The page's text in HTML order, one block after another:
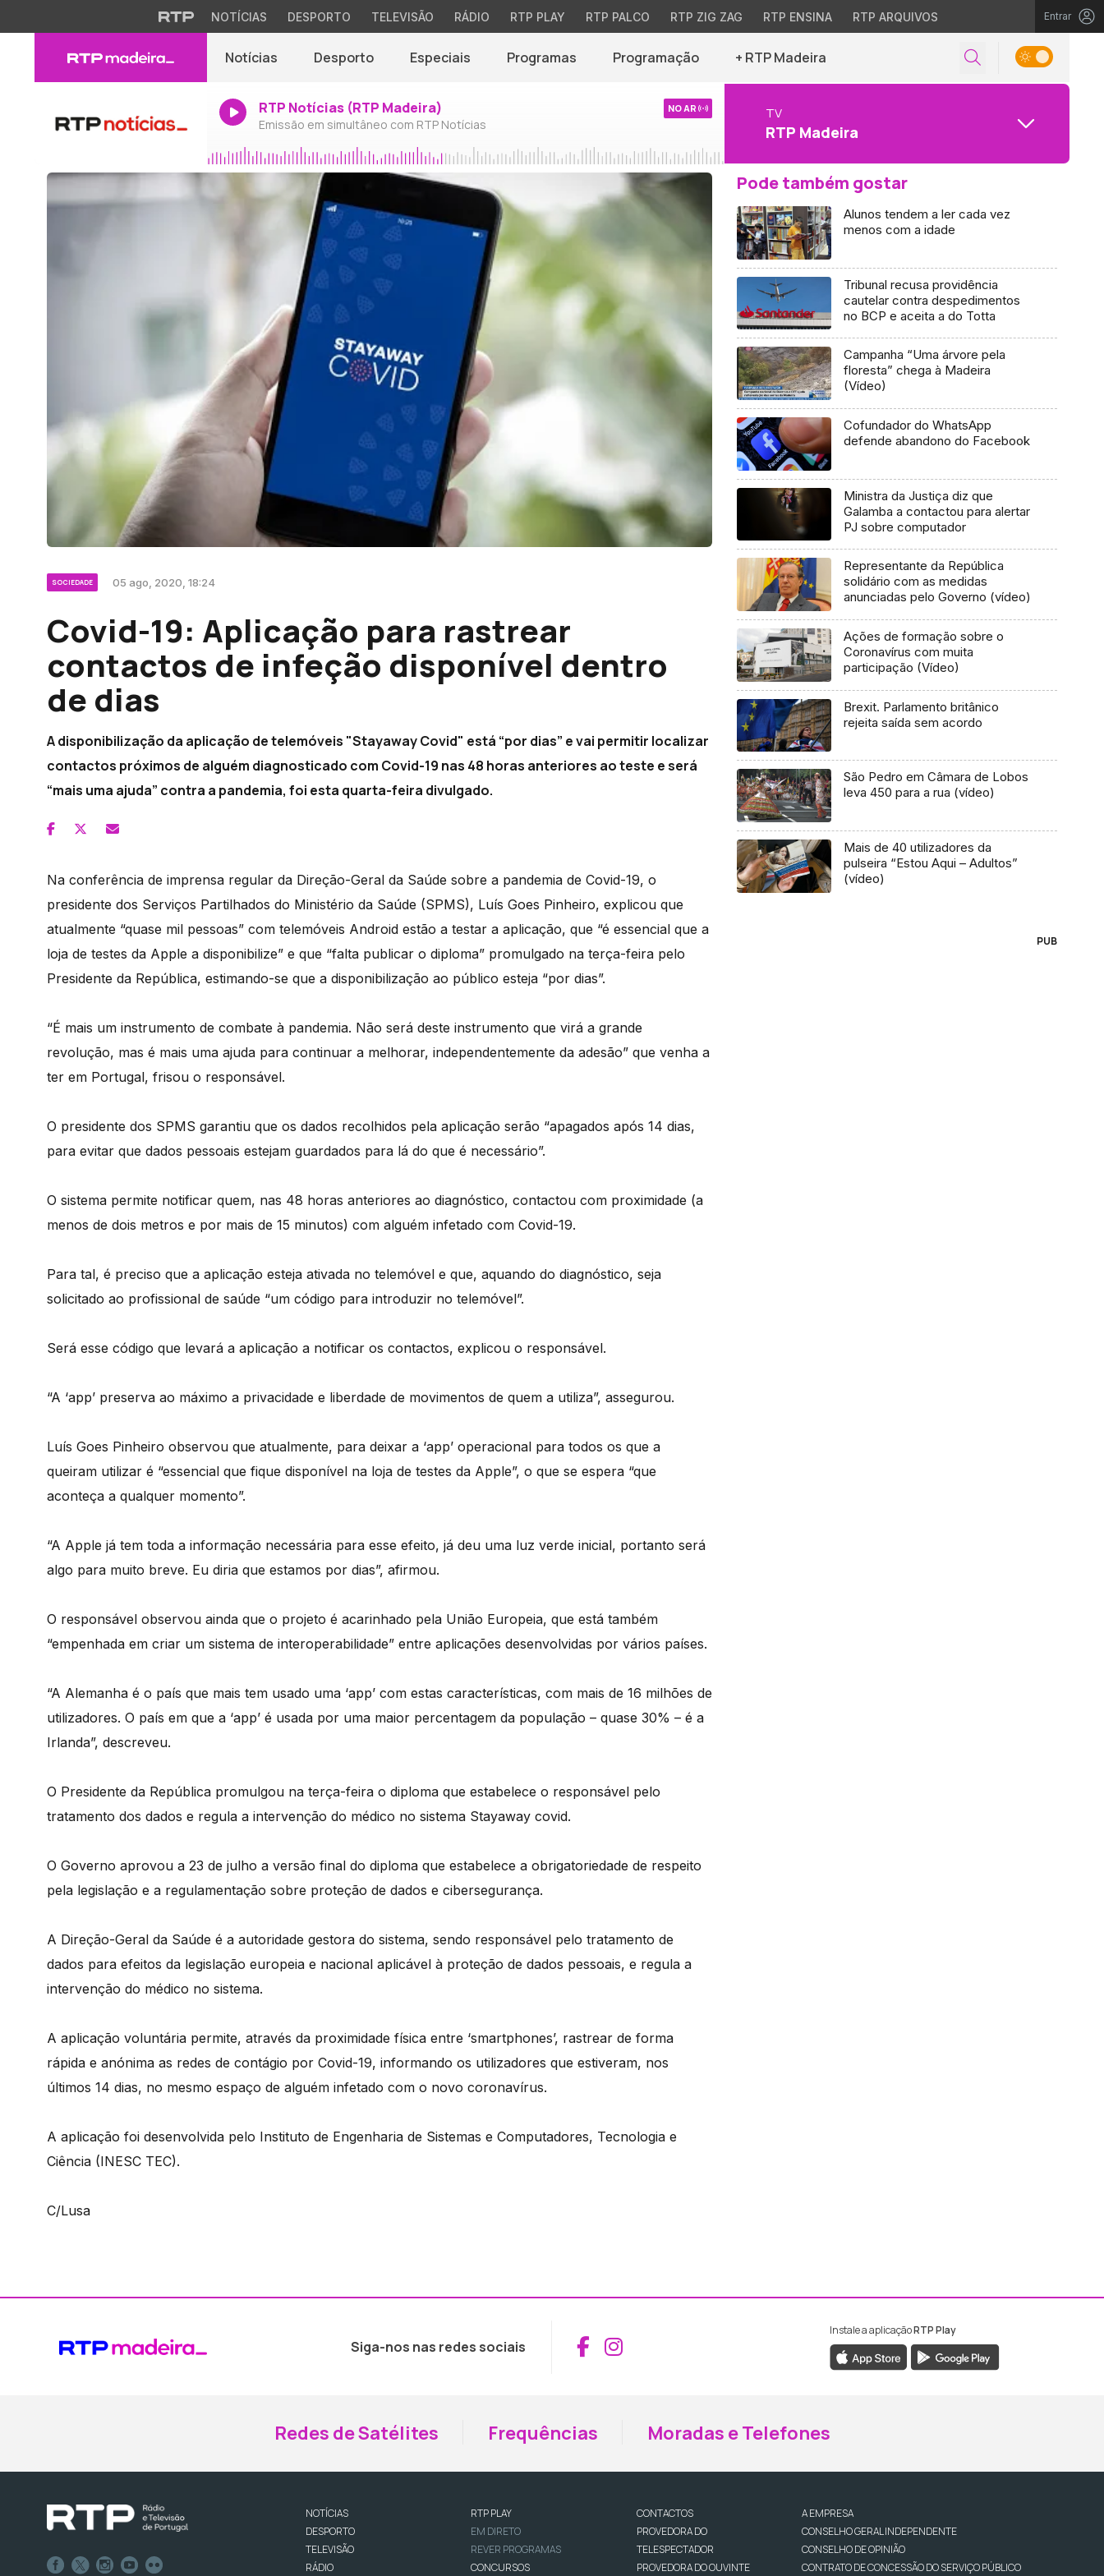
NOTÍCIAS DESPORTO TELEVISÃO RÁDIO RTP PLAY RTP PALCO RTP ZIG ZAG RTP ENSINA RTP ARQUIVOS Entrar
Notícias Desporto Especiais Programas Programação + RTP Madeira
RTP Notícias (RTP Madeira)
Emissão em simultâneo com RTP Notícias
NO AR TV
RTP Madeira
SOCIEDADE 05 ago, 2020, 18:24
Covid-19: Aplicação para rastrear
contactos de infeção disponível dentro
de dias
A disponibilização da aplicação de telemóveis "Stayaway Covid" está “por dias” e vai permitir localizar
contactos próximos de alguém diagnosticado com Covid-19 nas 48 horas anteriores ao teste e será
“mais uma ajuda” contra a pandemia, foi esta quarta-feira divulgado.
Na conferência de imprensa regular da Direção-Geral da Saúde sobre a pandemia de Covid-19, o
presidente dos Serviços Partilhados do Ministério da Saúde (SPMS), Luís Goes Pinheiro, explicou que
atualmente “quase mil pessoas” com telemóveis Android estão a testar a aplicação, que “é essencial que a
loja de testes da Apple a disponibilize” e que “falta publicar o diploma” promulgado na terça-feira pelo
Presidente da República, estimando-se que a disponibilização ao público esteja “por dias”.
“É mais um instrumento de combate à pandemia. Não será deste instrumento que virá a grande
revolução, mas é mais uma ajuda para continuar a melhorar, independentemente da adesão” que venha a
ter em Portugal, frisou o responsável.
O presidente dos SPMS garantiu que os dados recolhidos pela aplicação serão “apagados após 14 dias,
para evitar que dados pessoais estejam guardados para lá do que é necessário”.
O sistema permite notificar quem, nas 48 horas anteriores ao diagnóstico, contactou com proximidade (a
menos de dois metros e por mais de 15 minutos) com alguém infetado com Covid-19.
Para tal, é preciso que a aplicação esteja ativada no telemóvel e que, aquando do diagnóstico, seja
solicitado ao profissional de saúde “um código para introduzir no telemóvel”.
Será esse código que levará a aplicação a notificar os contactos, explicou o responsável.
“A ‘app’ preserva ao máximo a privacidade e liberdade de movimentos de quem a utiliza”, assegurou.
Luís Goes Pinheiro observou que atualmente, para deixar a ‘app’ operacional para todos os que a
queiram utilizar é “essencial que fique disponível na loja de testes da Apple”, o que se espera “que
aconteça a qualquer momento”.
“A Apple já tem toda a informação necessária para esse efeito, já deu uma luz verde inicial, portanto será
algo para muito breve. Eu diria que estamos por dias”, afirmou.
O responsável observou ainda que o projeto é acarinhado pela União Europeia, que está também
“empenhada em criar um sistema de interoperabilidade” entre aplicações desenvolvidas por vários países.
“A Alemanha é o país que mais tem usado uma ‘app’ com estas características, com mais de 16 milhões de
utilizadores. O país em que a ‘app’ é usada por uma maior percentagem da população – quase 30% – é a
Irlanda”, descreveu.
O Presidente da República promulgou na terça-feira o diploma que estabelece o responsável pelo
tratamento dos dados e regula a intervenção do médico no sistema Stayaway covid.
O Governo aprovou a 23 de julho a versão final do diploma que estabelece a obrigatoriedade de respeito
pela legislação e a regulamentação sobre proteção de dados e cibersegurança.
A Direção-Geral da Saúde é a autoridade gestora do sistema, sendo responsável pelo tratamento de
dados para efeitos da legislação europeia e nacional aplicável à proteção de dados pessoais, e regula a
intervenção do médico no sistema.
A aplicação voluntária permite, através da proximidade física entre ‘smartphones’, rastrear de forma
rápida e anónima as redes de contágio por Covid-19, informando os utilizadores que estiveram, nos
últimos 14 dias, no mesmo espaço de alguém infetado com o novo coronavírus.
A aplicação foi desenvolvida pelo Instituto de Engenharia de Sistemas e Computadores, Tecnologia e
Ciência (INESC TEC).
C/Lusa
Pode também gostar
Alunos tendem a ler cada vez
menos com a idade
Tribunal recusa providência
cautelar contra despedimentos
no BCP e aceita a do Totta
Campanha “Uma árvore pela
floresta” chega à Madeira
(Vídeo)
Cofundador do WhatsApp
defende abandono do Facebook
Ministra da Justiça diz que
Galamba a contactou para alertar
PJ sobre computador
Representante da República
solidário com as medidas
anunciadas pelo Governo (vídeo)
Ações de formação sobre o
Coronavírus com muita
participação (Vídeo)
Brexit. Parlamento britânico
rejeita saída sem acordo
São Pedro em Câmara de Lobos
leva 450 para a rua (vídeo)
Mais de 40 utilizadores da
pulseira “Estou Aqui – Adultos”
(vídeo)
PUB
Siga-nos nas redes sociais Aceder ao Facebook da RTP Madeira
Aceder ao Instagram da RTP Madeira
Instale a aplicaçãoRTP Play
Redes de Satélites Frequências Moradas e Telefones
NOTÍCIAS
DESPORTO
TELEVISÃO
RÁDIO
RTP PLAY
EM DIRETO
REVER PROGRAMAS
CONCURSOS
CONTACTOS
PROVEDORA DO
TELESPECTADOR
PROVEDORA DO OUVINTE
A EMPRESA
CONSELHO GERAL INDEPENDENTE
CONSELHO DE OPINIÃO
CONTRATO DE CONCESSÃO DO SERVIÇO PÚBLICO